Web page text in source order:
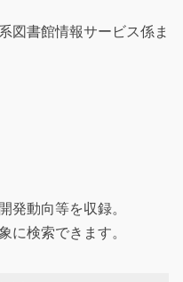
図書館情報サービス係ま
発動向等を収録。
に検索できます。